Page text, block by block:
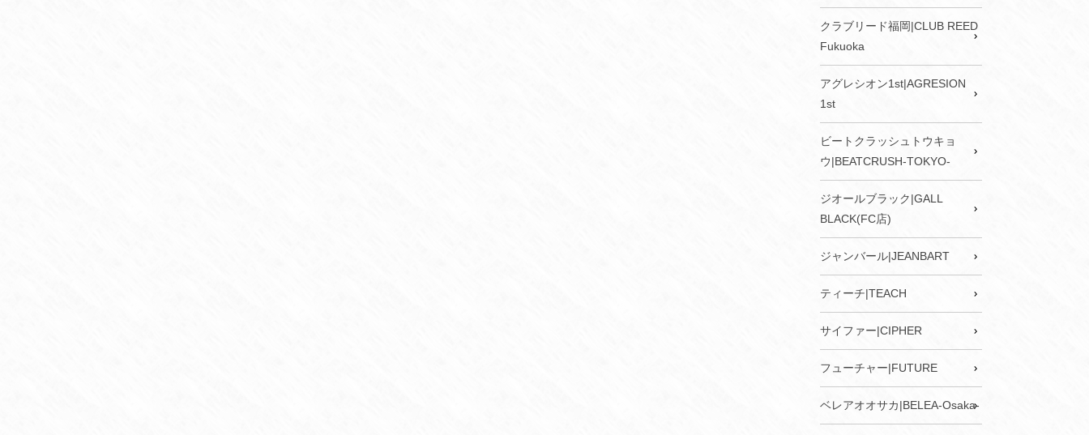
クラブリード福岡|CLUB REED
Fukuoka
アグレシオン1st|AGRESION
1st
ビートクラッシュトウキョ
ウ|BEATCRUSH-TOKYO-
ジオールブラック|GALL
BLACK(FC店)
ジャンバール|JEANBART
ティーチ|TEACH
サイファー|CIPHER
フューチャー|FUTURE
ベレアオオサカ|BELEA-Osaka-